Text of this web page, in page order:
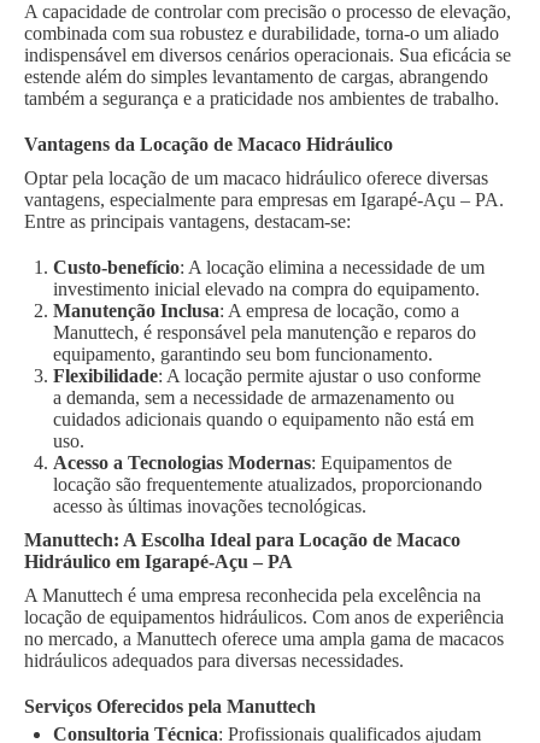
A capacidade de controlar com precisão o processo de elevação,
combinada com sua robustez e durabilidade, torna-o um aliado
indispensável em diversos cenários operacionais. Sua eficácia se
estende além do simples levantamento de cargas, abrangendo
também a segurança e a praticidade nos ambientes de trabalho.
Vantagens da Locação de Macaco Hidráulico
Optar pela locação de um macaco hidráulico oferece diversas
vantagens, especialmente para empresas em Igarapé-Açu – PA.
Entre as principais vantagens, destacam-se:
Custo-benefício: A locação elimina a necessidade de um
investimento inicial elevado na compra do equipamento.
Manutenção Inclusa: A empresa de locação, como a
Manuttech, é responsável pela manutenção e reparos do
equipamento, garantindo seu bom funcionamento.
Flexibilidade: A locação permite ajustar o uso conforme
a demanda, sem a necessidade de armazenamento ou
cuidados adicionais quando o equipamento não está em
uso.
Acesso a Tecnologias Modernas: Equipamentos de
locação são frequentemente atualizados, proporcionando
acesso às últimas inovações tecnológicas.
Manuttech: A Escolha Ideal para Locação de Macaco
Hidráulico em Igarapé-Açu – PA
A Manuttech é uma empresa reconhecida pela excelência na
locação de equipamentos hidráulicos. Com anos de experiência
no mercado, a Manuttech oferece uma ampla gama de macacos
hidráulicos adequados para diversas necessidades.
Serviços Oferecidos pela Manuttech
Consultoria Técnica: Profissionais qualificados ajudam